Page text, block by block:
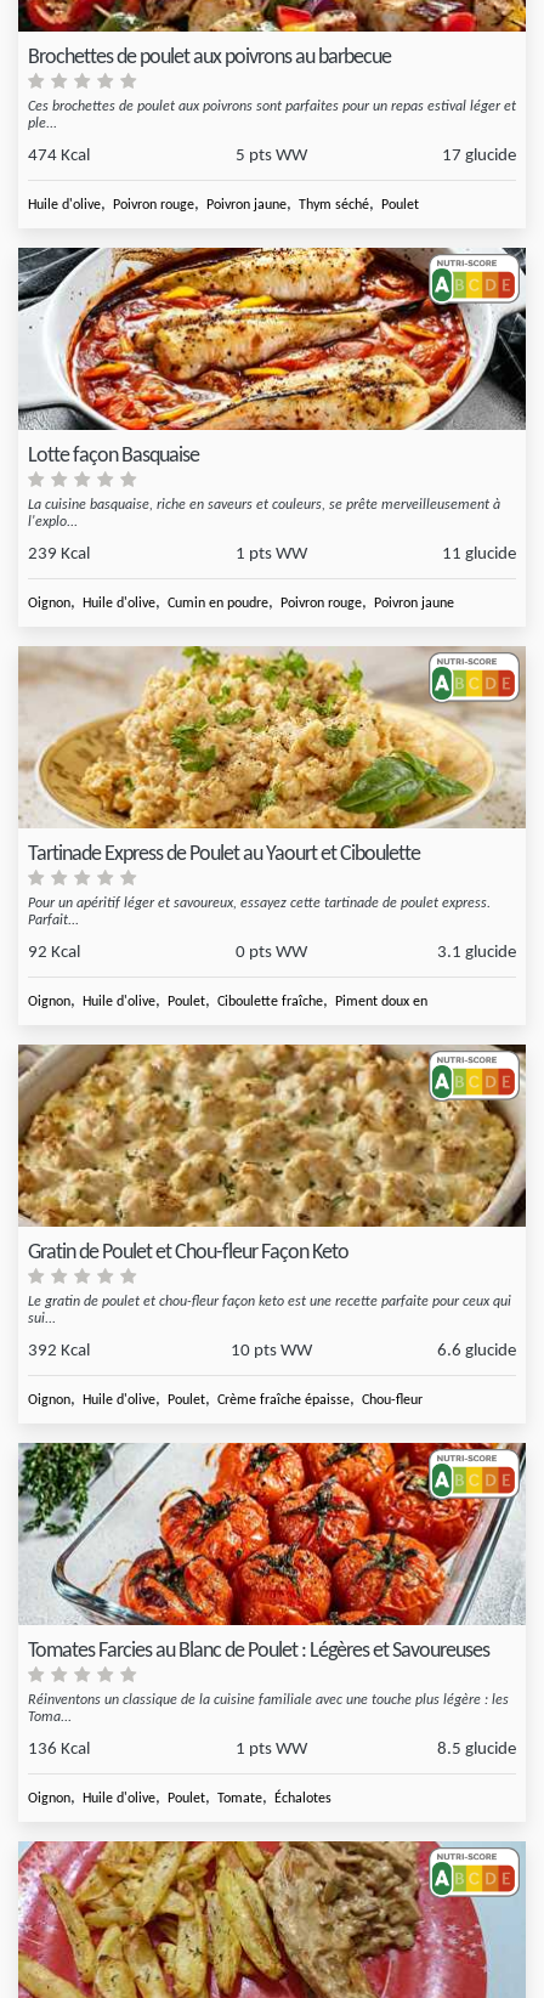
Brochettes de poulet aux poivrons au barbecue
Ces brochettes de poulet aux poivrons sont parfaites pour un repas estival léger et
ple...
474 Kcal 5 pts WW 17 glucide
Huile d'olive, Poivron rouge, Poivron jaune, Thym séché, Poulet
Lotte façon Basquaise
La cuisine basquaise, riche en saveurs et couleurs, se prête merveilleusement à
l'explo...
239 Kcal 1 pts WW 11 glucide
Oignon, Huile d'olive, Cumin en poudre, Poivron rouge, Poivron jaune
Tartinade Express de Poulet au Yaourt et Ciboulette
Pour un apéritif léger et savoureux, essayez cette tartinade de poulet express.
Parfait...
92 Kcal 0 pts WW 3.1 glucide
Oignon, Huile d'olive, Poulet, Ciboulette fraîche, Piment doux en
Gratin de Poulet et Chou-fleur Façon Keto
Le gratin de poulet et chou-fleur façon keto est une recette parfaite pour ceux qui
sui...
392 Kcal 10 pts WW 6.6 glucide
Oignon, Huile d'olive, Poulet, Crème fraîche épaisse, Chou-fleur
Tomates Farcies au Blanc de Poulet : Légères et Savoureuses
Réinventons un classique de la cuisine familiale avec une touche plus légère : les
Toma...
136 Kcal 1 pts WW 8.5 glucide
Oignon, Huile d'olive, Poulet, Tomate, Échalotes